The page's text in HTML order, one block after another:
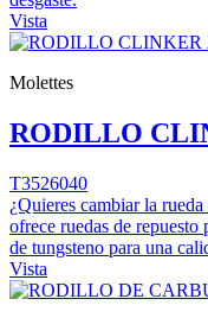
Vista
Molettes
RODILLO
T3526040
¿Quieres cambiar la
ofrece ruedas de repuesto
de tungsteno para una
Vista